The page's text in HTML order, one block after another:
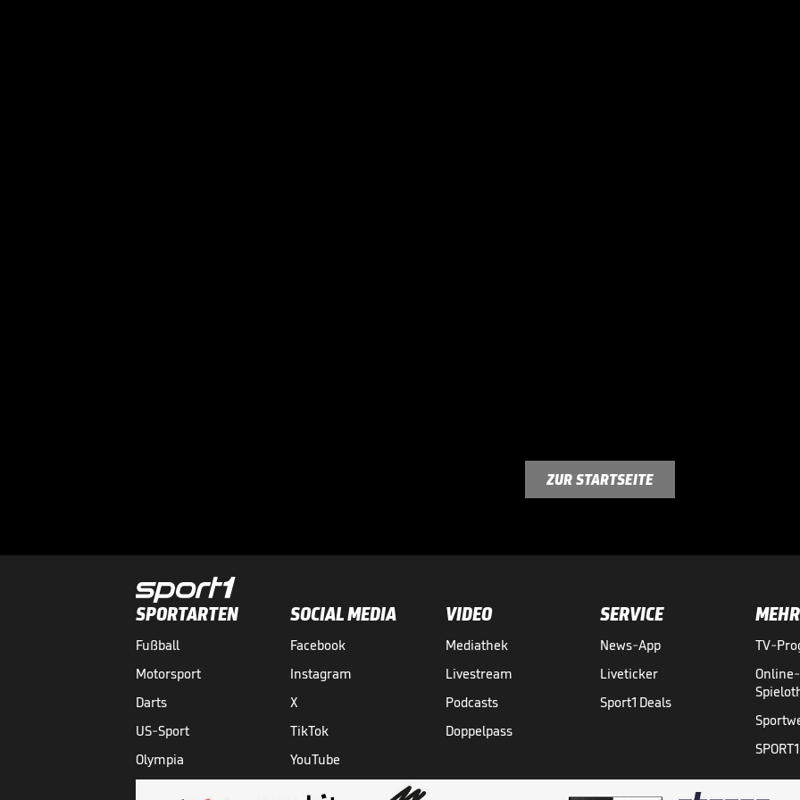
ZUR STARTSEITE
SPORTARTEN
Fußball
Motorsport
Darts
US-Sport
Olympia
SOCIAL MEDIA
Facebook
Instagram
X
TikTok
YouTube
VIDEO
Mediathek
Livestream
Podcasts
Doppelpass
SERVICE
News-App
Liveticker
Sport1 Deals
MEHR
TV-